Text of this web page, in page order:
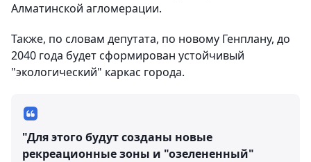
Алматинской агломерации.
Также, по словам депутата, по новому Генплану, до
2040 года будет сформирован устойчивый
"экологический" каркас города.
"Для этого будут созданы новые
рекреационные зоны и "озелененный"